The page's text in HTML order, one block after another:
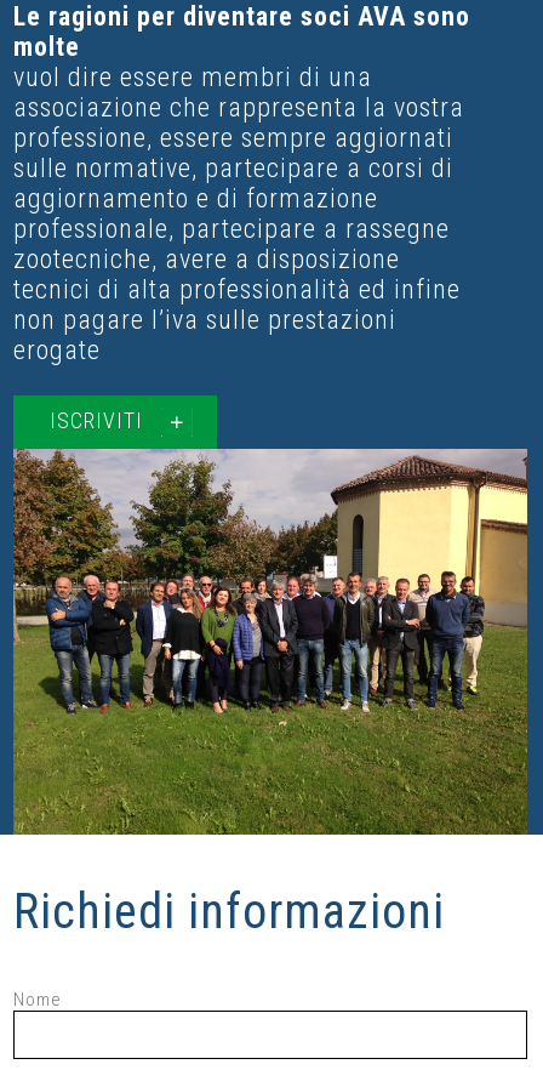
Le ragioni per diventare soci AVA sono
molte
vuol dire essere membri di una
associazione che rappresenta la vostra
professione, essere sempre aggiornati
sulle normative, partecipare a corsi di
aggiornamento e di formazione
professionale, partecipare a rassegne
zootecniche, avere a disposizione
tecnici di alta professionalità ed infine
non pagare l’iva sulle prestazioni
erogate
ISCRIVITI
Richiedi informazioni
Nome